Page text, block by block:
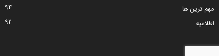
مهم ترین ها
94
اطلاعیه
92